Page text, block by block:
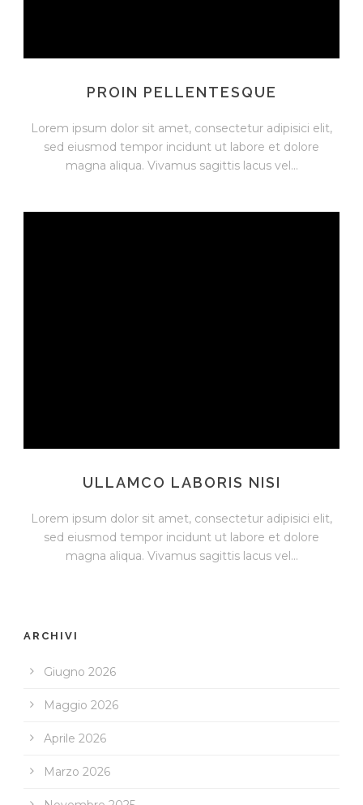
PROIN PELLENTESQUE
Lorem ipsum dolor sit amet, consectetur adipisici elit,
sed eiusmod tempor incidunt ut labore et dolore
magna aliqua. Vivamus sagittis lacus vel...
ULLAMCO LABORIS NISI
Lorem ipsum dolor sit amet, consectetur adipisici elit,
sed eiusmod tempor incidunt ut labore et dolore
magna aliqua. Vivamus sagittis lacus vel...
ARCHIVI
Giugno 2026
Maggio 2026
Aprile 2026
Marzo 2026